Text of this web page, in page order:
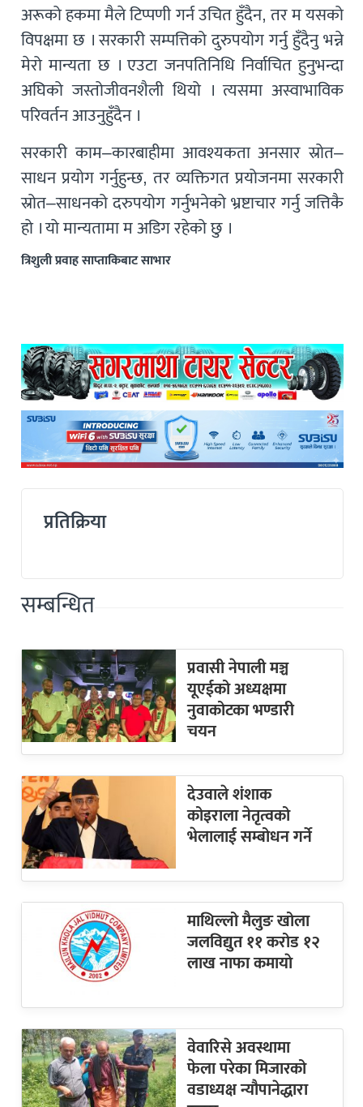
अरूको हकमा मैले टिप्पणी गर्न उचित हुँदैन, तर म यसको
विपक्षमा छ । सरकारी सम्पत्तिको दुरुपयोग गर्नु हुँदैनु भन्ने
मेरो मान्यता छ । एउटा जनपतिनिधि निर्वाचित हुनुभन्दा
अघिको जस्तोजीवनशैली थियो । त्यसमा अस्वाभाविक
परिवर्तन आउनुहुँदैन ।
सरकारी काम–कारबाहीमा आवश्यकता अनसार स्रोत–
साधन प्रयोग गर्नुहुन्छ, तर व्यक्तिगत प्रयोजनमा सरकारी
स्रोत–साधनको दरुपयोग गर्नुभनेको भ्रष्टाचार गर्नु जत्तिकै
हो । यो मान्यतामा म अडिग रहेको छु ।
त्रिशुली प्रवाह साप्ताकिबाट साभार
प्रतिक्रिया
सम्बन्धित
प्रवासी नेपाली मञ्च
यूएईको अध्यक्षमा
नुवाकोटका भण्डारी
चयन
देउवाले शंशाक
कोइराला नेतृत्वको
भेलालाई सम्बोधन गर्ने
माथिल्लो मैलुङ खोला
जलविद्युत ११ करोड १२
लाख नाफा कमायाे
वेवारिसे अवस्थामा
फेला परेका मिजारको
वडाध्यक्ष न्यौपानेद्धारा